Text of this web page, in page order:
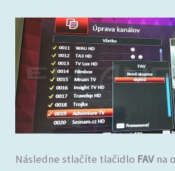
Následne stlačíte tlačidlo FAVna